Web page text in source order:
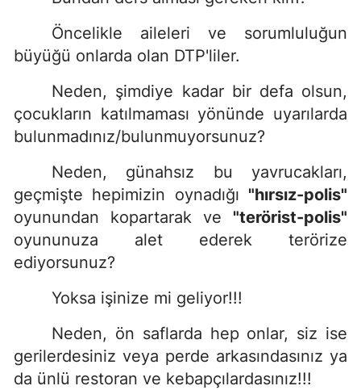
Öncelikle aileleri ve sorumluluğun
büyüğü onlarda olan DTP'liler.
Neden, şimdiye kadar bir defa olsun,
çocukların katılmaması yönünde uyarılarda
bulunmadınız/bulunmuyorsunuz?
Neden, günahsız bu yavrucakları,
geçmişte hepimizin oynadığı "hırsız-polis"
oyunundan kopartarak ve "terörist-polis"
oyununuza alet ederek terörize
ediyorsunuz?
Yoksa işinize mi geliyor!!!
Neden, ön saflarda hep onlar, siz ise
gerilerdesiniz veya perde arkasındasınız ya
da ünlü restoran ve kebapçılardasınız!!!